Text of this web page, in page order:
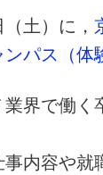
土）に，
パス（体
界で働
事内容や